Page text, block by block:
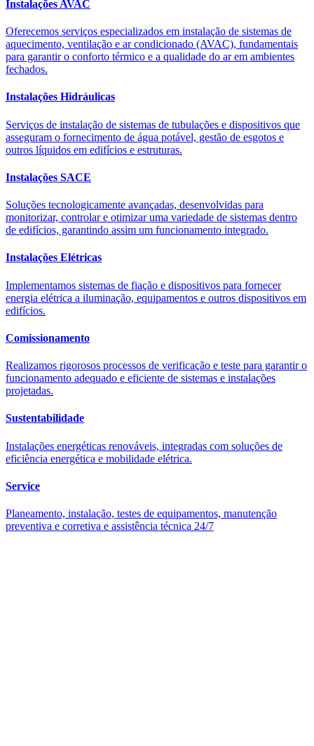
Instalações AVAC
Oferecemos serviços especializados em instalação de sistemas de
aquecimento, ventilação e ar condicionado (AVAC), fundamentais
para garantir o conforto térmico e a qualidade do ar em ambientes
fechados.
Instalações Hidráulicas
Serviços de instalação de sistemas de tubulações e dispositivos que
asseguram o fornecimento de água potável, gestão de esgotos e
outros líquidos em edifícios e estruturas.
Instalações SACE
Soluções tecnologicamente avançadas, desenvolvidas para
monitorizar, controlar e otimizar uma variedade de sistemas dentro
de edifícios, garantindo assim um funcionamento integrado.
Instalações Elétricas
Implementamos sistemas de fiação e dispositivos para fornecer
energia elétrica a iluminação, equipamentos e outros dispositivos em
edifícios.
Comissionamento
Realizamos rigorosos processos de verificação e teste para garantir o
funcionamento adequado e eficiente de sistemas e instalações
projetadas.
Sustentabilidade
Instalações energéticas renováveis, integradas com soluções de
eficiência energética e mobilidade elétrica.
Service
Planeamento, instalação, testes de equipamentos, manutenção
preventiva e corretiva e assistência técnica 24/7